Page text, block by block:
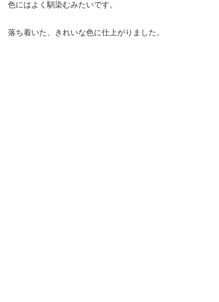
色にはよく馴染むみたいです。
落ち着いた、きれいな色に仕上がりました。